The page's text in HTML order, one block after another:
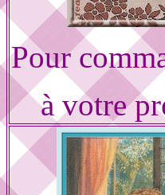
Pour
à votre